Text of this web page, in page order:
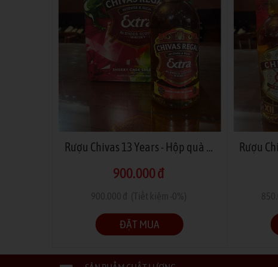
Rượu Chivas 13 Years - Hộp quà tết 2026
900.000 đ
ĐẶT MUA